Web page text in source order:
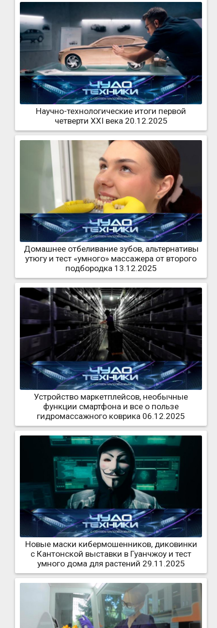
Научно-технологические итоги первой
четверти XXI века 20.12.2025
Домашнее отбеливание зубов, альтернативы
утюгу и тест «умного» массажера от второго
подбородка 13.12.2025
Устройство маркетплейсов, необычные
функции смартфона и все о пользе
гидромассажного коврика 06.12.2025
Новые маски кибермошенников, диковинки
с Кантонской выставки в Гуанчжоу и тест
умного дома для растений 29.11.2025